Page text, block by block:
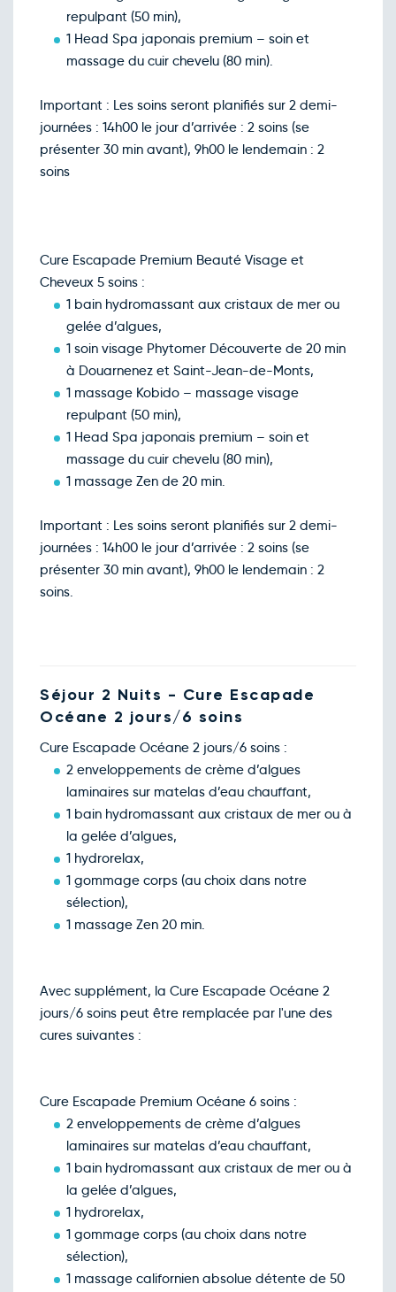
repulpant (50 min),
1 Head Spa japonais premium – soin et
massage du cuir chevelu (80 min).
Important : Les soins seront planifiés sur 2 demi-
journées : 14h00 le jour d’arrivée : 2 soins (se
présenter 30 min avant), 9h00 le lendemain : 2
soins
Cure Escapade Premium Beauté Visage et
Cheveux 5 soins :
1 bain hydromassant aux cristaux de mer ou
gelée d’algues,
1 soin visage Phytomer Découverte de 20 min
à Douarnenez et Saint-Jean-de-Monts,
1 massage Kobido – massage visage
repulpant (50 min),
1 Head Spa japonais premium – soin et
massage du cuir chevelu (80 min),
1 massage Zen de 20 min.
Important : Les soins seront planifiés sur 2 demi-
journées : 14h00 le jour d’arrivée : 2 soins (se
présenter 30 min avant), 9h00 le lendemain : 2
soins.
Séjour 2 Nuits - Cure Escapade
Océane 2 jours/6 soins
Cure Escapade Océane 2 jours/6 soins :
2 enveloppements de crème d’algues
laminaires sur matelas d’eau chauffant,
1 bain hydromassant aux cristaux de mer ou à
la gelée d’algues,
1 hydrorelax,
1 gommage corps (au choix dans notre
sélection),
1 massage Zen 20 min.
Avec supplément, la Cure Escapade Océane 2
jours/6 soins peut être remplacée par l'une des
cures suivantes :
Cure Escapade Premium Océane 6 soins :
2 enveloppements de crème d’algues
laminaires sur matelas d’eau chauffant,
1 bain hydromassant aux cristaux de mer ou à
la gelée d’algues,
1 hydrorelax,
1 gommage corps (au choix dans notre
sélection),
1 massage californien absolue détente de 50